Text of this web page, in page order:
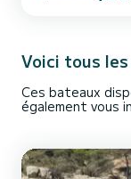
Voici tous
Ces bateaux
également vous